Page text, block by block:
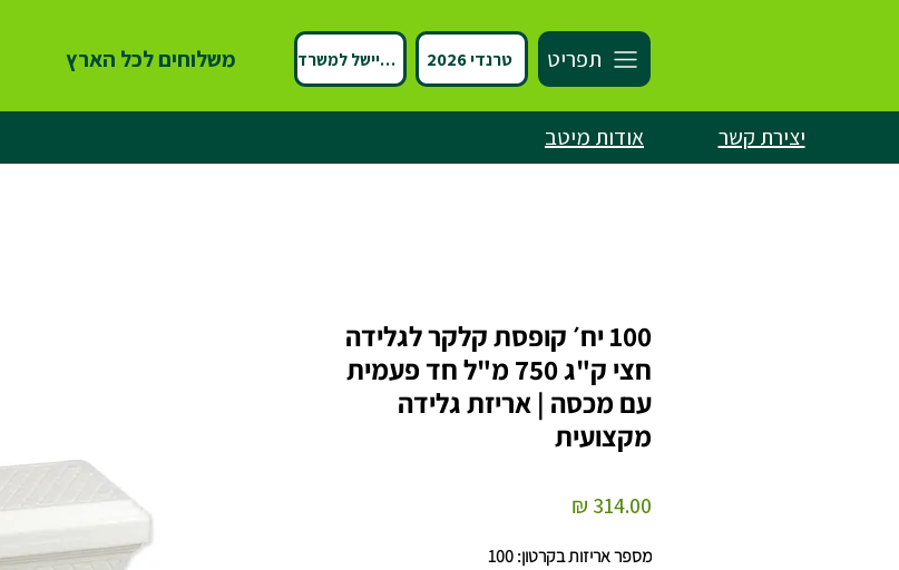
תפריט טרנדי 2026 ספיישל למשרד משלוחים לכל הארץ
יצירת קשר אודות מיטב
100 יח׳ קופסת קלקר לגלידה
חצי ק"ג 750 מ"ל חד פעמית
עם מכסה | אריזת גלידה
מקצועית
מספר אריזות בקרטון: 100